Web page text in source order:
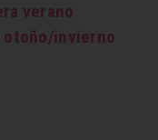
verano
otoño/invierno